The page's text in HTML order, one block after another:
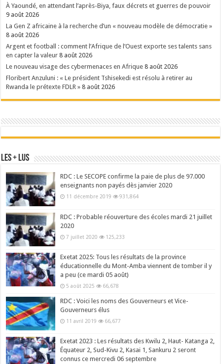
À Yaoundé, en attendant l’après-Biya, faux décrets et guerres de pouvoir
9 août 2026
La Gen Z africaine à la recherche d’un « nouveau modèle de démocratie »
8 août 2026
Argent et football : comment l’Afrique de l’Ouest exporte ses talents sans
en capter la valeur 8 août 2026
Le nouveau visage des cybermenaces en Afrique 8 août 2026
Floribert Anzuluni : « Le président Tshisekedi est résolu à retirer au
Rwanda le prétexte FDLR » 8 août 2026
Les + Lus
RDC : Le SECOPE confirme la paie de plus de 97.000
enseignants non payés dès janvier 2020
11 décembre 2019 931,864
RDC : Probable réouverture des écoles mardi 21 juillet
2020
7 juillet 2020 125,233
Exetat 2025: Tous les résultats de la province
éducationnelle du Mont-Amba viennent de tomber il y
a peu (ce mardi 05 août)
5 août 2025 66,678
RDC : Voici les noms des Gouverneurs et Vice-
Gouverneurs élus
11 avril 2019 66,677
Exetat 2023 : Les résultats des Kwilu 2, Haut- Katanga 2,
Équateur 2, Sud-Kivu 2, Kasai 1, Sankuru 2 seront
connus ce mercredi 06 septembre